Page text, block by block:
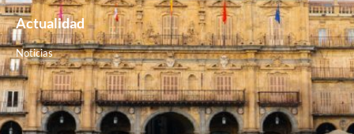
Actualidad
Noticias